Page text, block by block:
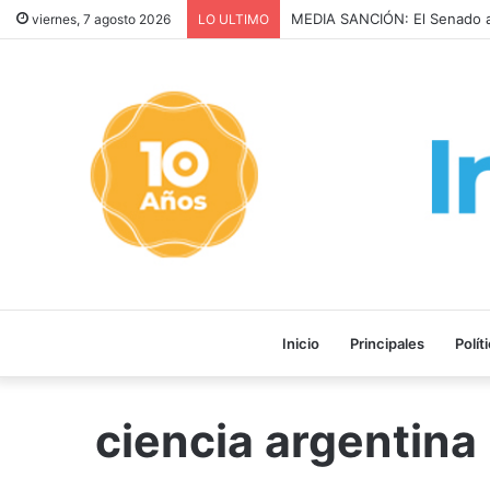
viernes, 7 agosto 2026 LO ULTIMO MEDIA SANCIÓN: El
Inicio Principales
ciencia argentina